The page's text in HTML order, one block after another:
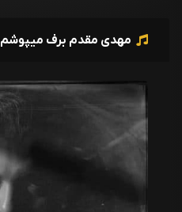
مهدی مقدم برف میپوشم